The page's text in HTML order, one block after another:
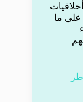
على ما